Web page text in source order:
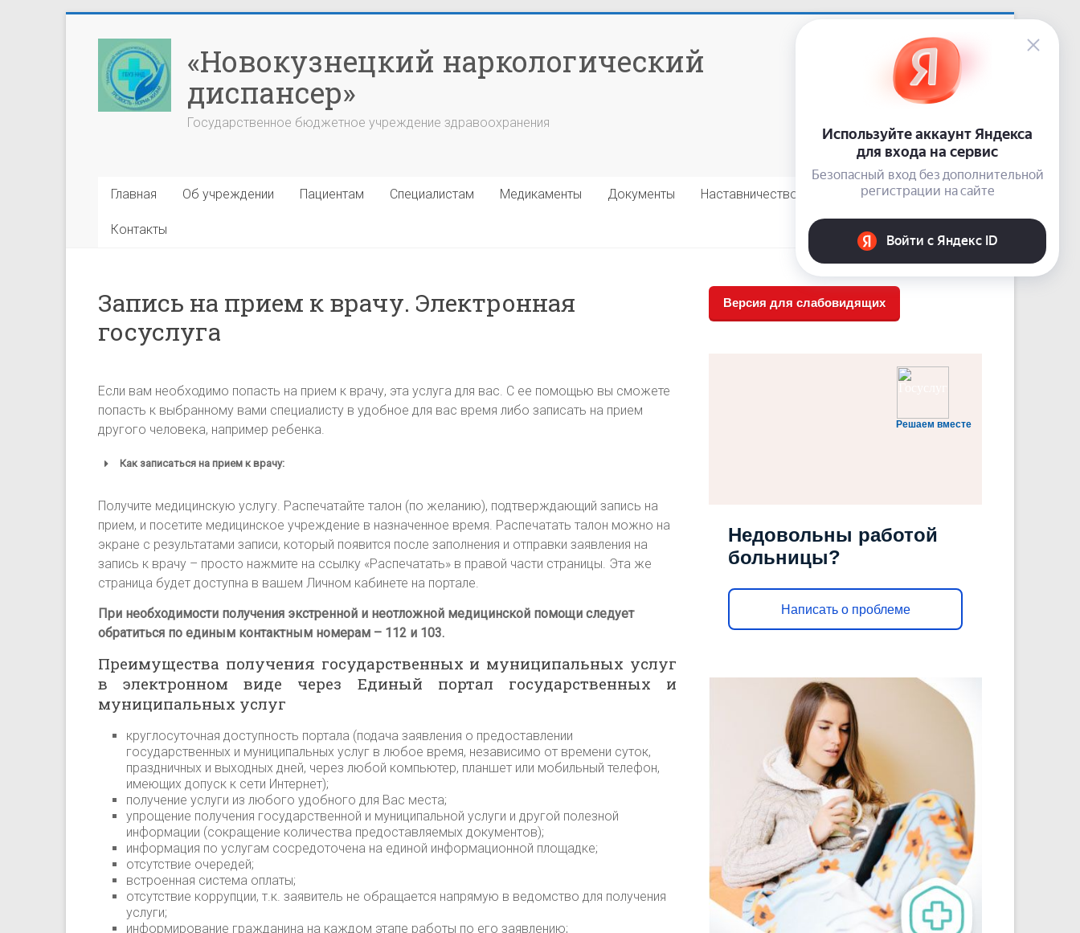
содержимому
«Новокузнецкий наркологический
диспансер»
Государственное бюджетное учреждение здравоохранения
Приемная: +7 (3843) 74-92-62
сайт: nardis.su
10-guz-narkolog@kuzdrav.ru
Главная Об учреждении Пациентам Специалистам Медикаменты Документы Наставничество Отзывы пациентов
Контакты
Запись на прием к врачу. Электронная
госуслуга
Если вам необходимо попасть на прием к врачу, эта услуга для вас. С ее помощью вы сможете
попасть к выбранному вами специалисту в удобное для вас время либо записать на прием
другого человека, например ребенка.
Как записаться на прием к врачу:
http://beta.gosuslugi.ru/
Получите медицинскую услугу. Распечатайте талон (по желанию), подтверждающий запись на
прием, и посетите медицинское учреждение в назначенное время. Распечатать талон можно на
экране с результатами записи, который появится после заполнения и отправки заявления на
запись к врачу – просто нажмите на ссылку «Распечатать» в правой части страницы. Эта же
страница будет доступна в вашем Личном кабинете на портале.
При необходимости получения экстренной и неотложной медицинской помощи следует
обратиться по единым контактным номерам – 112 и 103.
Преимущества получения государственных и муниципальных услуг
в электронном виде через Единый портал государственных и
муниципальных услуг
круглосуточная доступность портала (подача заявления о предоставлении
государственных и муниципальных услуг в любое время, независимо от времени суток,
праздничных и выходных дней, через любой компьютер, планшет или мобильный телефон,
имеющих допуск к сети Интернет);
получение услуги из любого удобного для Вас места;
упрощение получения государственной и муниципальной услуги и другой полезной
информации (сокращение количества предоставляемых документов);
информация по услугам сосредоточена на единой информационной площадке;
отсутствие очередей;
встроенная система оплаты;
отсутствие коррупции, т.к. заявитель не обращается напрямую в ведомство для получения
услуги;
информирование гражданина на каждом этапе работы по его заявлению;
Версия для слабовидящих